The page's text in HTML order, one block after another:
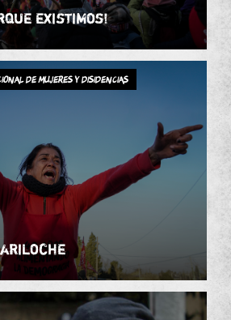
existimos!
de Mujeres y Disidencias